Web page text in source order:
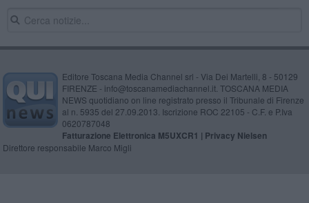
Editore Toscana Media Channel srl - Via Dei Martelli, 8 - 50129
FIRENZE - info@toscanamediachannel.it. TOSCANA MEDIA
NEWS quotidiano on line registrato presso il Tribunale di Firenze
al n. 5935 del 27.09.2013. Iscrizione ROC 22105 - C.F. e P.Iva
0620787048
Fatturazione Elettronica M5UXCR1 | Privacy Nielsen
Direttore responsabile Marco Migli